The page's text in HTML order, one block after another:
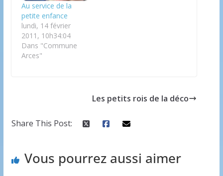
Au service de la
petite enfance
lundi, 14 février
2011, 10h34:04
Dans "Commune
Arces"
Les petits rois de la déco
Share This Post:
Vous pourrez aussi aimer